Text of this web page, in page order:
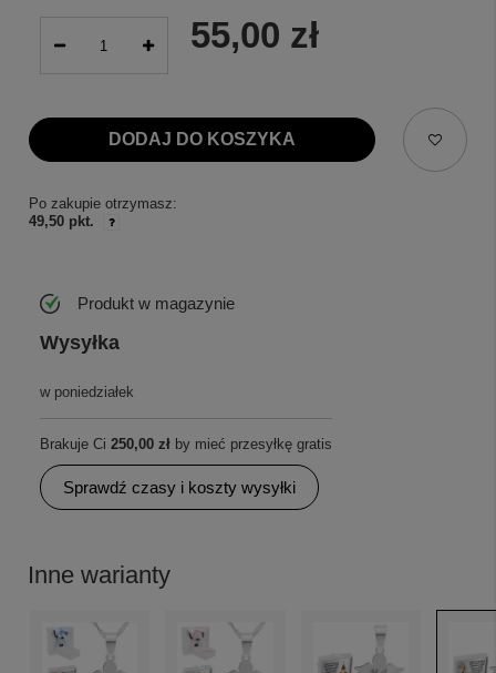
55,00 zł
DODAJ DO KOSZYKA
Po zakupie otrzymasz:
49,50 pkt.
Produkt w magazynie
Wysyłka
w poniedziałek
Brakuje Ci 250,00 zł by mieć przesyłkę gratis
Sprawdź czasy i koszty wysyłki
Inne warianty